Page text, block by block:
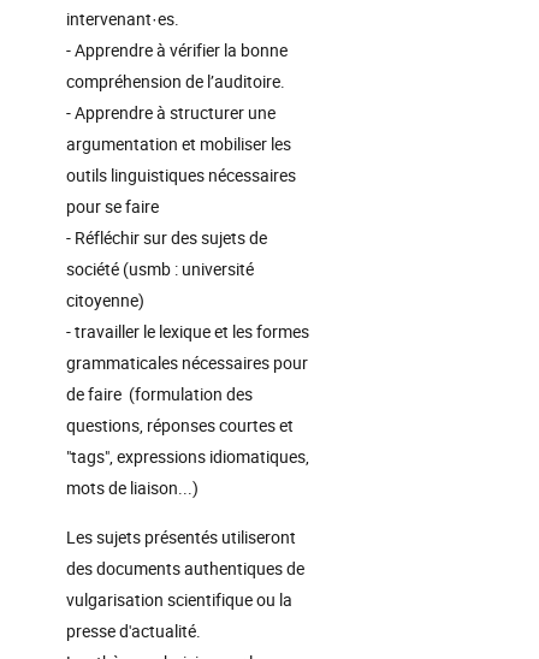
intervenant·es.
- Apprendre à vérifier la bonne
compréhension de l’auditoire.
- Apprendre à structurer une
argumentation et mobiliser les
outils linguistiques nécessaires
pour se faire
- Réfléchir sur des sujets de
société (usmb : université
citoyenne)
- travailler le lexique et les formes
grammaticales nécessaires pour
de faire (formulation des
questions, réponses courtes et
"tags", expressions idiomatiques,
mots de liaison...)
Les sujets présentés utiliseront
des documents authentiques de
vulgarisation scientifique ou la
presse d'actualité.